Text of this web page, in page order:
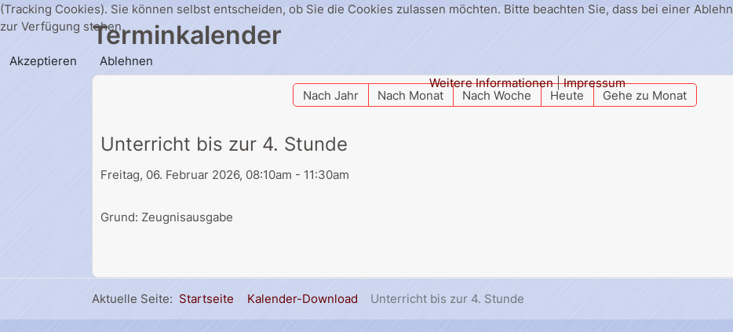
Terminkalender
Nach Jahr Nach Monat Nach Woche Heute Gehe zu Monat
Unterricht bis zur 4. Stunde
Freitag, 06. Februar 2026, 08:10am - 11:30am
Grund: Zeugnisausgabe
Aktuelle Seite: Startseite Kalender-Download Unterricht bis zur 4. Stunde
(Tracking Cookies). Sie können selbst entscheiden, ob Sie die Cookies zulassen möchten. Bitte beachten Sie, dass bei einer
zur Verfügung stehen.
Akzeptieren
Ablehnen
Weitere Informationen|Impressum